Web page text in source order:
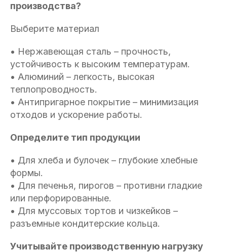
производства?
Выберите материал
• Нержавеющая сталь – прочность,
устойчивость к высоким температурам.
• Алюминий – легкость, высокая
теплопроводность.
• Антипригарное покрытие – минимизация
отходов и ускорение работы.
Определите тип продукции
• Для хлеба и булочек – глубокие хлебные
формы.
• Для печенья, пирогов – противни гладкие
или перфорированные.
• Для муссовых тортов и чизкейков –
разъемные кондитерские кольца.
Учитывайте производственную нагрузку